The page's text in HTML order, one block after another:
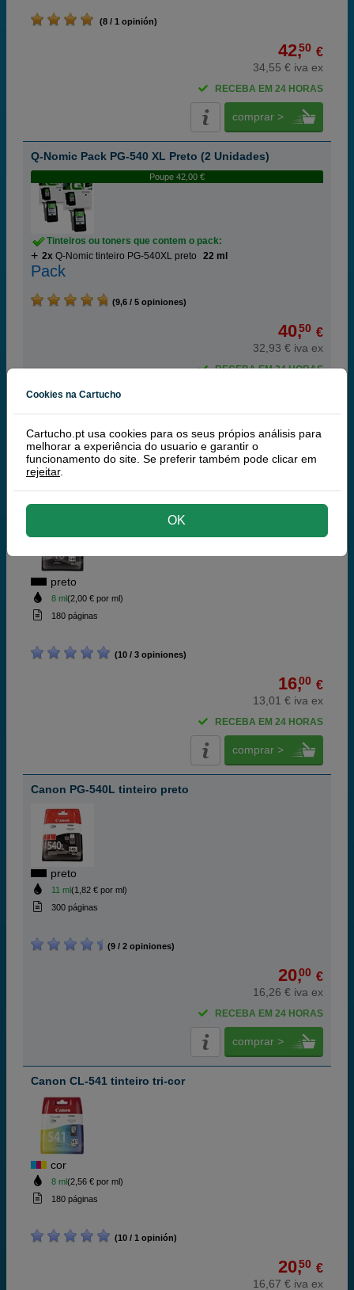
(8 / 1 opinión)
42,50 €
34,55 € iva ex
RECEBA EM 24 HORAS
comprar >
Q-Nomic Pack PG-540 XL Preto (2 Unidades)
Poupe 42,00 €
Tinteiros ou toners que contem o pack:
2x Q-Nomic tinteiro PG-540XL preto 22 ml
Pack
(9,6 / 5 opiniones)
40,50 €
32,93 € iva ex
RECEBA EM 24 HORAS
Canon
100% Tinteiros Originais Canon
preto
8 ml(2,00 € por ml)
180 páginas
(10 / 3 opiniones)
16,00 €
13,01 € iva ex
RECEBA EM 24 HORAS
comprar >
Canon PG-540L tinteiro preto
preto
11 ml(1,82 € por ml)
300 páginas
(9 / 2 opiniones)
20,00 €
16,26 € iva ex
RECEBA EM 24 HORAS
comprar >
Canon CL-541 tinteiro tri-cor
cor
8 ml(2,56 € por ml)
180 páginas
(10 / 1 opinión)
20,50 €
16,67 € iva ex
Cookies na Cartucho
Cartucho.pt usa cookies para os seus própios análisis para
melhorar a experiência do usuario e garantir o
funcionamento do site. Se preferir também pode clicar em
rejeitar.
OK